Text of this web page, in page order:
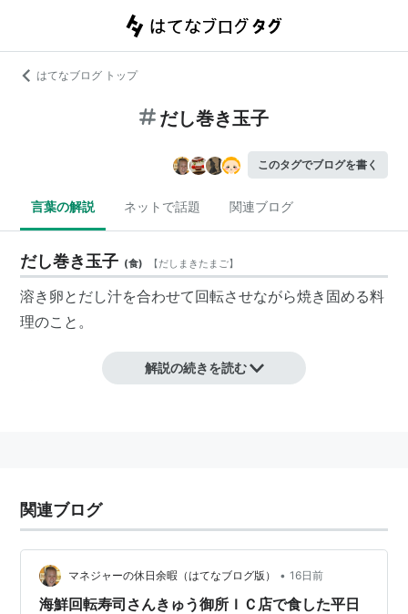
はてなブログ トップ
だし巻き玉子
このタグでブログを書く
言葉の解説 ネットで話題 関連ブログ
だし巻き玉子 (食) 【だしまきたまご】
溶き卵とだし汁を合わせて回転させながら焼き固める料
理のこと。
材料 （ 4人分 ）
だし（湯に粉末だしを溶かしたもの可） 大さじ4
解説の続きを読む
関連ブログ
マネジャーの休日余暇（はてなブログ版） • 16日前
海鮮回転寿司さんきゅう御所ＩＣ店で食した平日